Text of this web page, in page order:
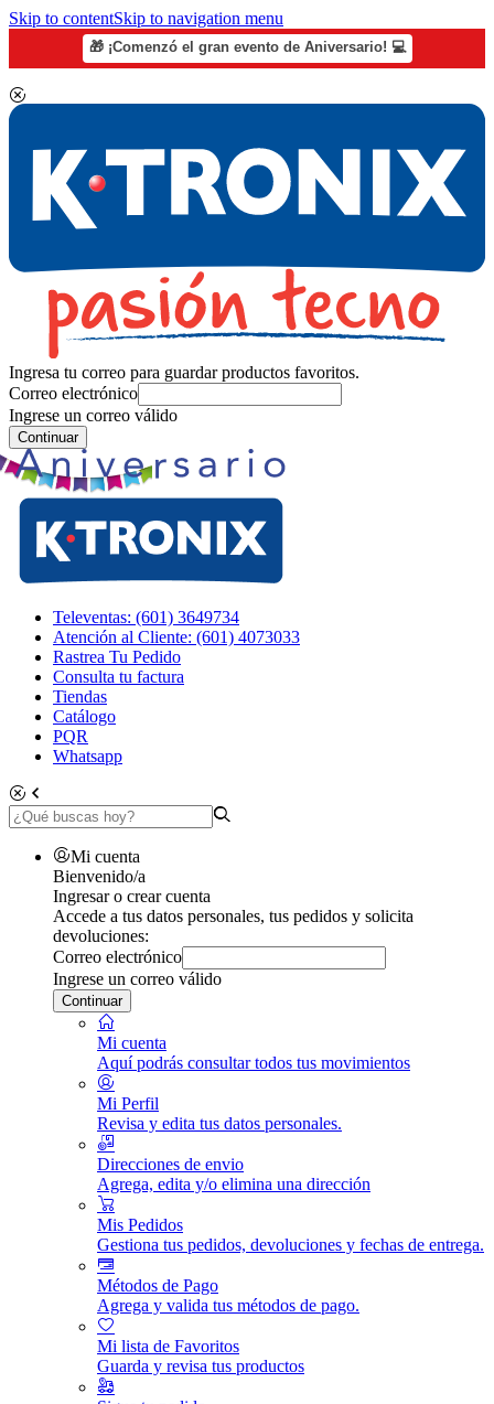
Skip to contentSkip to navigation menu
🎁 ¡Comenzó el gran evento de Aniversario! 💻
Ingresa tu correo para guardar productos favoritos.
Correo electrónico
Ingrese un correo válido
Continuar
Televentas: (601) 3649734
Atención al Cliente: (601) 4073033
Rastrea Tu Pedido
Consulta tu factura
Tiendas
Catálogo
PQR
Whatsapp
Mi cuenta
Bienvenido/a
Ingresar o crear cuenta
Accede a tus datos personales, tus pedidos y solicita
devoluciones:
Correo electrónico
Ingrese un correo válido
Continuar
Mi cuenta
Aquí podrás consultar todos tus movimientos
Mi Perfil
Revisa y edita tus datos personales.
Direcciones de envio
Agrega, edita y/o elimina una dirección
Mis Pedidos
Gestiona tus pedidos, devoluciones y fechas de entrega.
Métodos de Pago
Agrega y valida tus métodos de pago.
Mi lista de Favoritos
Guarda y revisa tus productos